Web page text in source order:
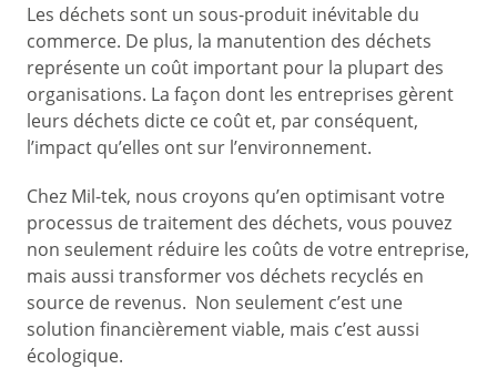
Les déchets sont un sous-produit inévitable du
commerce. De plus, la manutention des déchets
représente un coût important pour la plupart des
organisations. La façon dont les entreprises gèrent
leurs déchets dicte ce coût et, par conséquent,
l’impact qu’elles ont sur l’environnement.
Chez Mil-tek, nous croyons qu’en optimisant votre
processus de traitement des déchets, vous pouvez
non seulement réduire les coûts de votre entreprise,
mais aussi transformer vos déchets recyclés en
source de revenus. Non seulement c’est une
solution financièrement viable, mais c’est aussi
écologique.